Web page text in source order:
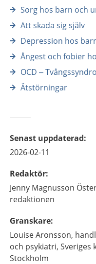
Sorg hos barn och
Att skada sig själv
Depression hos
Ångest och fobier
OCD –
Ätstörningar
Senast uppdaterad:
2026-02-11
Redaktör:
Jenny Magnusson
redaktionen
Granskare:
LouiseAronsson,
och psykiatri, Sveriges
Stockholm